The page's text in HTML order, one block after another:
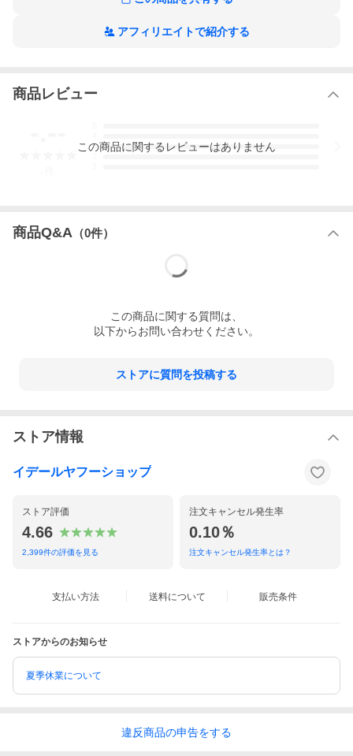
アフィリエイトで紹介する
商品レビュー
3
この商品に関するレビューはありません
商品Q&A （0件）
この商品に関する質問は、
以下からお問い合わせください。
ストアに質問を投稿する
ストア情報
イデールヤフーショップ
ストア評価
4.66
2,399件の評価を見る
注文キャンセル発生率
0.10％
注文キャンセル発生率とは？
支払い方法 送料について 販売条件
ストアからのお知らせ
夏季休業について
違反商品の申告をする